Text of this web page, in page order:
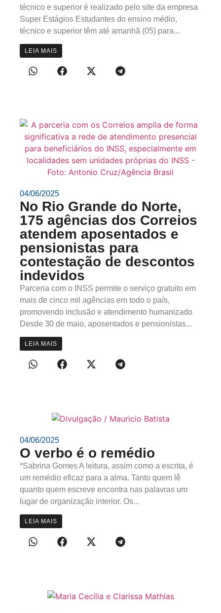
técnico e superior é realizado pelo site da empresa
Super Estágios​ Estudantes do ensino médio,
técnico e superior têm até amanhã (05) para...
LEIA MAIS
04/06/2025
No Rio Grande do Norte,
175 agências dos Correios
atendem aposentados e
pensionistas para
contestação de descontos
indevidos
Parceria com o INSS permite o serviço gratuito em
mais de cinco mil agências em todo o país,
promovendo inclusão e atendimento humanizado
Desde 30 de maio, aposentados e pensionistas...
LEIA MAIS
04/06/2025
O verbo é o remédio
*Sabrina Gomes A leitura, assim como a escrita, é
um remédio eficaz para a alma. Tanto quem lê
quanto quem escreve encontra nas palavras um
lugar de organização interior. Os...
LEIA MAIS